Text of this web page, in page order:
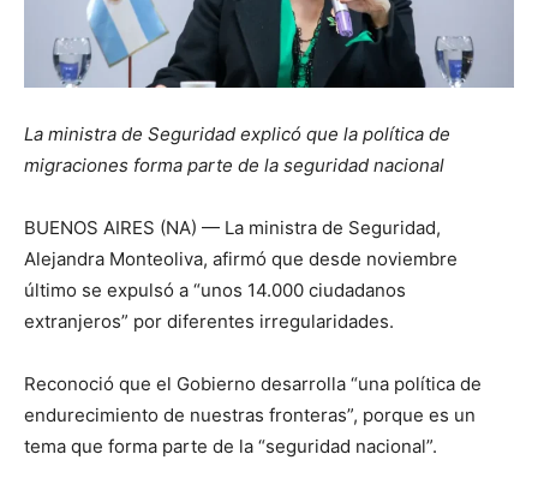
La ministra de Seguridad explicó que la política de
migraciones forma parte de la seguridad nacional
BUENOS AIRES (NA) — La ministra de Seguridad,
Alejandra Monteoliva, afirmó que desde noviembre
último se expulsó a “unos 14.000 ciudadanos
extranjeros” por diferentes irregularidades.
Reconoció que el Gobierno desarrolla “una política de
endurecimiento de nuestras fronteras”, porque es un
tema que forma parte de la “seguridad nacional”.